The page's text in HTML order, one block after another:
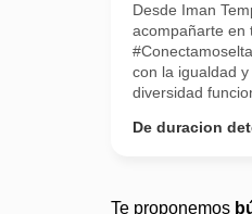
Desde Iman
acompañarte en
con la igualdad
diversidad
De duracion
Te proponemos